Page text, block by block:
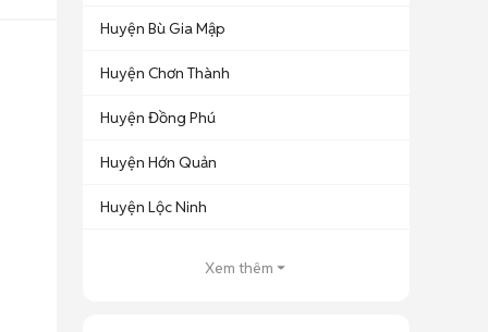
Huyện Bù Gia Mập
Huyện Chơn Thành
Huyện Đồng Phú
Huyện Hớn Quản
Huyện Lộc Ninh
Xem thêm